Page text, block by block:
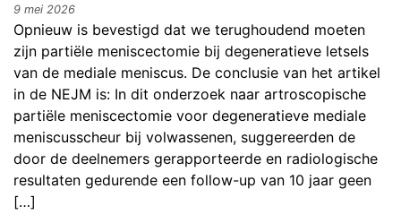
9 mei 2026
Opnieuw is bevestigd dat we terughoudend moeten
zijn partiële meniscectomie bij degeneratieve letsels
van de mediale meniscus. De conclusie van het artikel
in de NEJM is: In dit onderzoek naar artroscopische
partiële meniscectomie voor degeneratieve mediale
meniscusscheur bij volwassenen, suggereerden de
door de deelnemers gerapporteerde en radiologische
resultaten gedurende een follow-up van 10 jaar geen
[…]